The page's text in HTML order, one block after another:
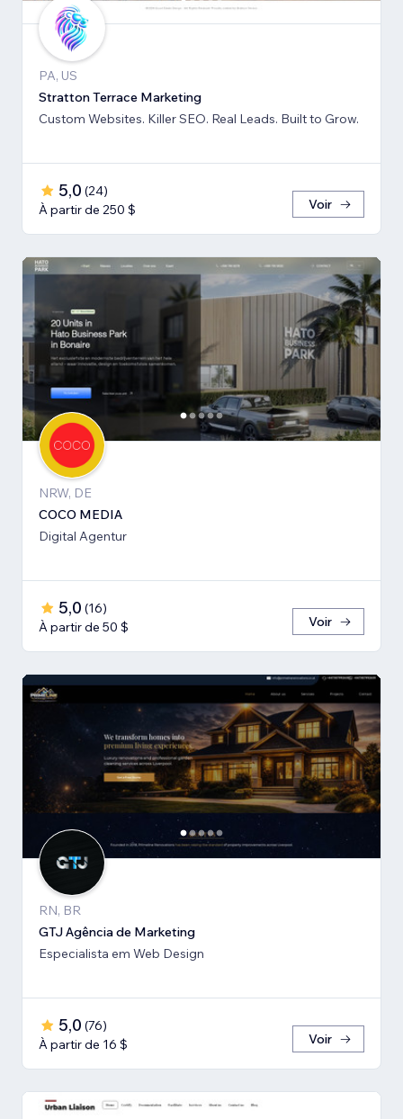
PA, US
Stratton Terrace Marketing
Custom Websites. Killer SEO. Real Leads. Built to Grow.
5,0 (24)
À partir de 250 $
Voir
NRW, DE
COCO MEDIA
Digital Agentur
5,0 (16)
À partir de 50 $
Voir
RN, BR
GTJ Agência de Marketing
Especialista em Web Design
5,0 (76)
À partir de 16 $
Voir